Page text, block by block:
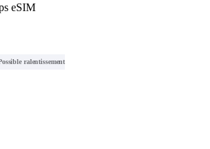
eSIM
ralentissement